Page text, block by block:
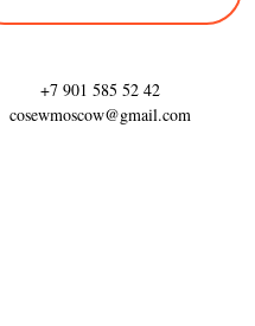
+7 901 585 52 42
cosewmoscow@gmail.com